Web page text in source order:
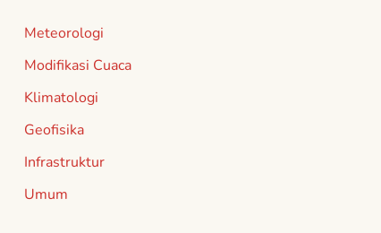
Meteorologi
Modifikasi Cuaca
Klimatologi
Geofisika
Infrastruktur
Umum